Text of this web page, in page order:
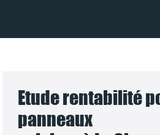
Etude rentabilité
panneaux